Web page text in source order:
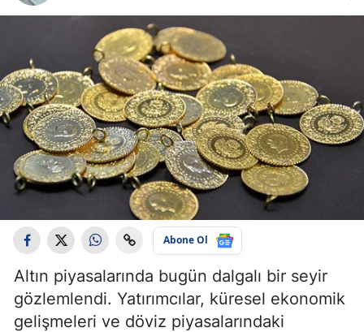
Abone Ol
Altın piyasalarında bugün dalgalı bir seyir
gözlemlendi. Yatırımcılar, küresel ekonomik
gelişmeleri ve döviz piyasalarındaki